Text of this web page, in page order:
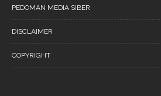
PEDOMAN MEDIA SIBER
DISCLAIMER
COPYRIGHT